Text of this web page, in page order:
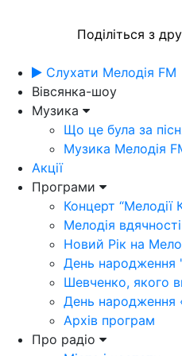
Поділіться з
Слухати Мелодія FM
Вівсянка-шоу
Музика
Що це була за
Музика Мелодія
Акції
Програми
Концерт “Мелодії
Мелодія вдячності
Новий Рік на
День народження
Шевченко, якого
День народження
Архів програм
Про радіо